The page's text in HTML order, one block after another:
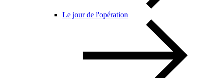
Le jour de l'opération